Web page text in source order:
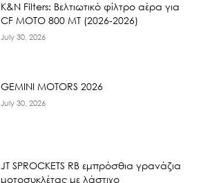
K&N Filters: Βελτιωτικό φίλτρο αέρα για
CF ΜΟΤΟ 800 ΜΤ (2026-2026)
July 30, 2026
GEMINI MOTORS 2026
July 30, 2026
JT SPROCKETS RB εμπρόσθια γρανάζια
μοτοσυκλέτας με λάστιχο